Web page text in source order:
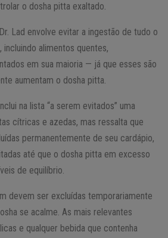
o dosha pitta exaltado.
Lad envolve evitar a ingestão de tudo o
alimentos quentes,
em sua maioria — já que esses são
aumentam o dosha pitta.
na lista “a serem evitados” uma
cítricas e azedas, mas ressalta que
permanentemente de seu cardápio,
até que o dosha pitta em excesso
de equilíbrio.
devem ser excluídas temporariamente
se acalme. As mais relevantes
e qualquer bebida que contenha